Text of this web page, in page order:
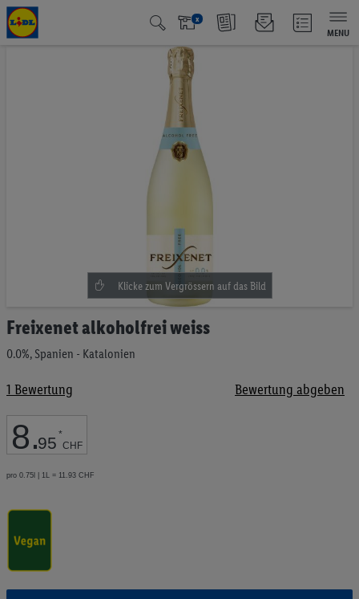
x
MENU
Freixenet alkoholfrei weiss
0.0%, Spanien - Katalonien
1 Bewertung Bewertung abgeben
8.95 *
CHF
pro 0.75l | 1L = 11.93 CHF
Zum
Anfang
der
springen